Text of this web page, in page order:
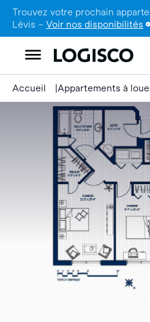
Trouvez votre prochain
Lévis – Voir nos disponibilités
Accueil Appartements à